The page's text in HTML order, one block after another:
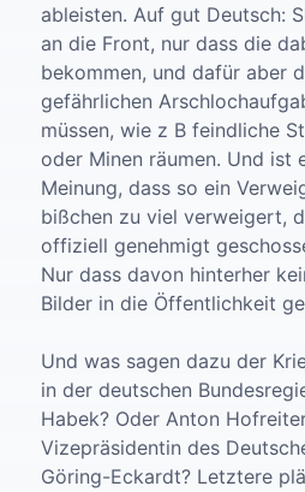
ableisten. Auf gut Deutsch:
an die Front, nur dass die
bekommen, und dafür aber
gefährlichen
müssen, wie z B feindliche
oder Minen räumen. Und ist
Meinung, dass so ein
bißchen zu viel verweigert,
offiziell genehmigt
Nur dass davon hinterher
Bilder in die Öffentlichkeit
Und was sagen dazu der
in der deutschen
Habek? Oder Anton
Vizepräsidentin des
Göring-Eckardt? Letztere